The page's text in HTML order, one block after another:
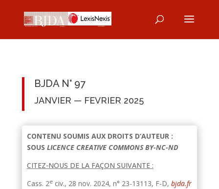
BJDA N° 97
JANVIER — FEVRIER 2025
CONTENU SOUMIS AUX DROITS D’AUTEUR :
SOUS LICENCE CREATIVE COMMONS BY-NC-ND
CITEZ-NOUS DE LA FAÇON SUIVANTE :
Cass. 2eciv., 28 nov. 2024, n° 23-13113, F-D, bjda.fr